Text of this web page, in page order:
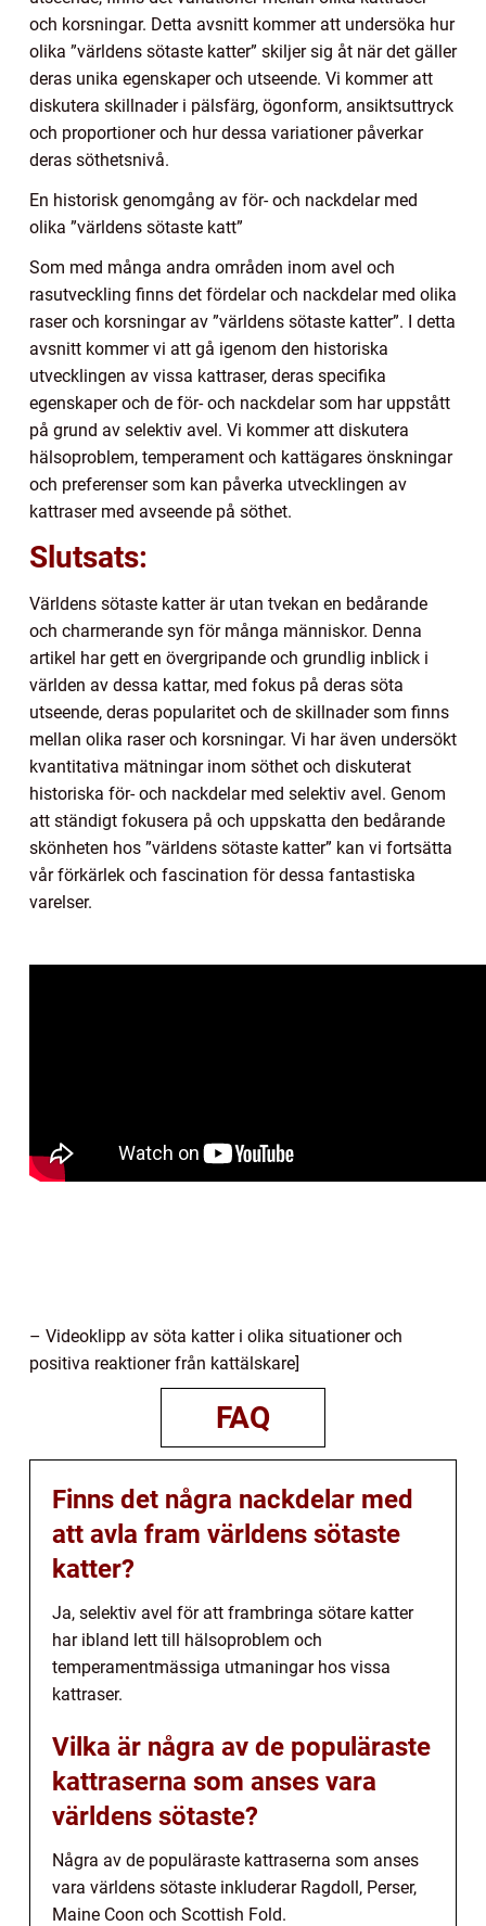
och korsningar. Detta avsnitt kommer att undersöka hur
olika ”världens sötaste katter” skiljer sig åt när det gäller
deras unika egenskaper och utseende. Vi kommer att
diskutera skillnader i pälsfärg, ögonform, ansiktsuttryck
och proportioner och hur dessa variationer påverkar
deras söthetsnivå.
En historisk genomgång av för- och nackdelar med
olika ”världens sötaste katt”
Som med många andra områden inom avel och
rasutveckling finns det fördelar och nackdelar med olika
raser och korsningar av ”världens sötaste katter”. I detta
avsnitt kommer vi att gå igenom den historiska
utvecklingen av vissa kattraser, deras specifika
egenskaper och de för- och nackdelar som har uppstått
på grund av selektiv avel. Vi kommer att diskutera
hälsoproblem, temperament och kattägares önskningar
och preferenser som kan påverka utvecklingen av
kattraser med avseende på söthet.
Slutsats:
Världens sötaste katter är utan tvekan en bedårande
och charmerande syn för många människor. Denna
artikel har gett en övergripande och grundlig inblick i
världen av dessa kattar, med fokus på deras söta
utseende, deras popularitet och de skillnader som finns
mellan olika raser och korsningar. Vi har även undersökt
kvantitativa mätningar inom söthet och diskuterat
historiska för- och nackdelar med selektiv avel. Genom
att ständigt fokusera på och uppskatta den bedårande
skönheten hos ”världens sötaste katter” kan vi fortsätta
vår förkärlek och fascination för dessa fantastiska
varelser.
– Videoklipp av söta katter i olika situationer och
positiva reaktioner från kattälskare]
FAQ
Finns det några nackdelar med
att avla fram världens sötaste
katter?
Ja, selektiv avel för att frambringa sötare katter
har ibland lett till hälsoproblem och
temperamentmässiga utmaningar hos vissa
kattraser.
Vilka är några av de populäraste
kattraserna som anses vara
världens sötaste?
Några av de populäraste kattraserna som anses
vara världens sötaste inkluderar Ragdoll, Perser,
Maine Coon och Scottish Fold.